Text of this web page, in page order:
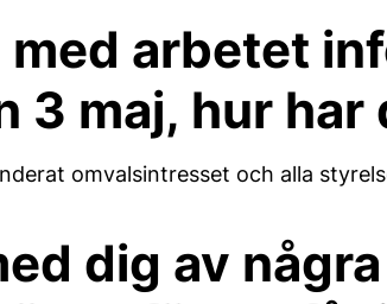
med arbetet
3 maj, hur har
omvalsintresset och alla
dig av